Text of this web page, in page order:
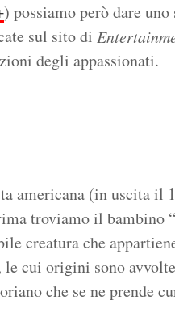
) possiamo però dare
sul sito di
degli appassionati.
americana (in uscita il
troviamo il bambino
creatura che
le cui origini sono
che se ne prende